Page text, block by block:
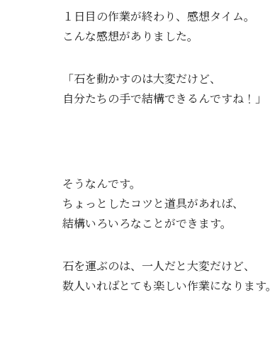
１日目の作業が終わり、感想タイム。
こんな感想がありました。
「石を動かすのは大変だけど、
自分たちの手で結構できるんですね！」
そうなんです。
ちょっとしたコツと道具があれば、
結構いろいろなことができます。
石を運ぶのは、一人だと大変だけど、
数人いればとても楽しい作業になります。